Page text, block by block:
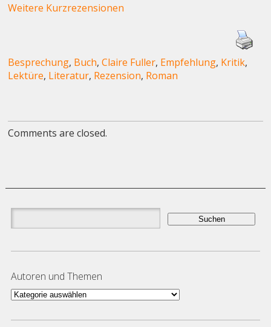
Weitere Kurzrezensionen
Besprechung, Buch,Claire Fuller, Empfehlung, Kritik,
Lektüre, Literatur, Rezension, Roman
Comments are closed.
Suchen
nach:
Autoren und Themen
Autoren
Themen